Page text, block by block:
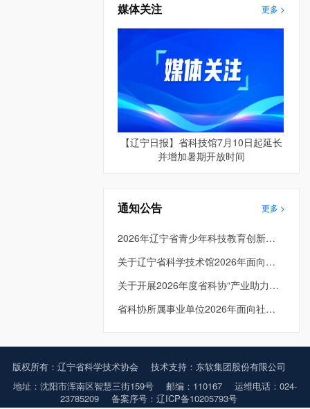
媒体关注 更多 >
【辽宁日报】省科技馆7月10日起延长
并增加暑期开放时间
通知公告 更多 >
2026年辽宁省青少年科技教育创新成果大赛成绩公示
关于辽宁省科学技术馆2026年面向社会公开招聘进入面试考生总成绩及体检人员名单的公告
关于开展2026年度省科协“产业助力工程” 项目申报工作的通知
省科协所属事业单位2026年面向社会公开招聘工作人员面试公告
版权所有：辽宁省科学技术协会
技术支持：东软集团股份有限公司
地址：沈阳市浑南区智慧三街159号
邮编：110167
运维电话：024-
23785209
备案序号：辽ICP备10205793号